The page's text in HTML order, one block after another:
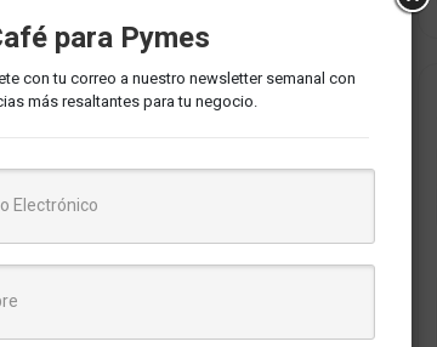
para Pymes
con tu correo a nuestro newsletter semanal con
más resaltantes para tu negocio.